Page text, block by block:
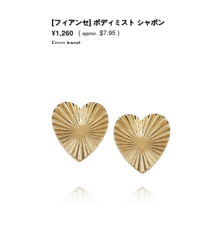
[フィアンセ] ボディミスト シャボン
53ml
¥1,260 ( approx. $7.95 )
Fromkaori